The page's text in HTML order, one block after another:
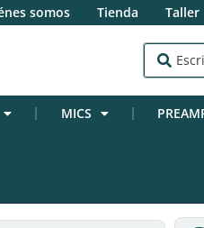
somos Tienda Taller
MICS